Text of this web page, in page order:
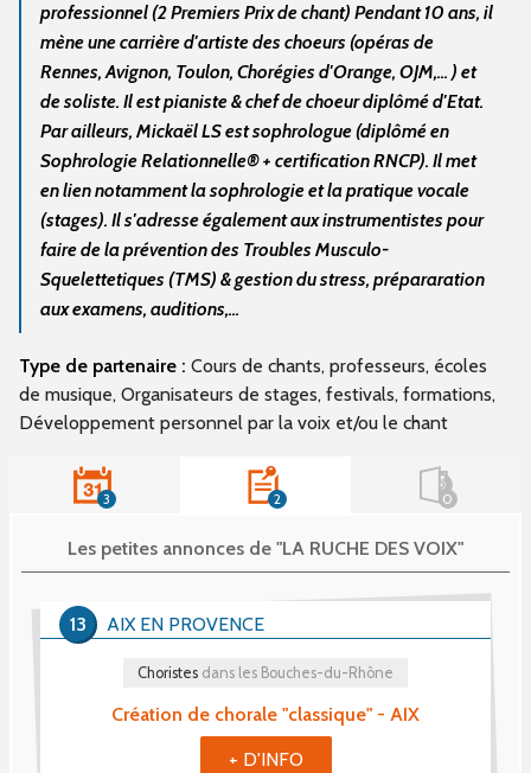
professionnel (2 Premiers Prix de chant) Pendant 10 ans, il
mène une carrière d'artiste des choeurs (opéras de
Rennes, Avignon, Toulon, Chorégies d'Orange, OJM,... ) et
de soliste. Il est pianiste & chef de choeur diplômé d'Etat.
Par ailleurs, Mickaël LS est sophrologue (diplômé en
Sophrologie Relationnelle® + certification RNCP). Il met
en lien notamment la sophrologie et la pratique vocale
(stages). Il s'adresse également aux instrumentistes pour
faire de la prévention des Troubles Musculo-
Squelettetiques (TMS) & gestion du stress, prépararation
aux examens, auditions,...
Type de partenaire : Cours de chants, professeurs, écoles
de musique, Organisateurs de stages, festivals, formations,
Développement personnel par la voix et/ou le chant
3 2
Les petites annonces de "LA RUCHE DES VOIX"
Création de chorale "classique" - AIX
Choristes dans les Bouches-du-Rhône
AIX EN PROVENCE
13
+ D'INFO
0